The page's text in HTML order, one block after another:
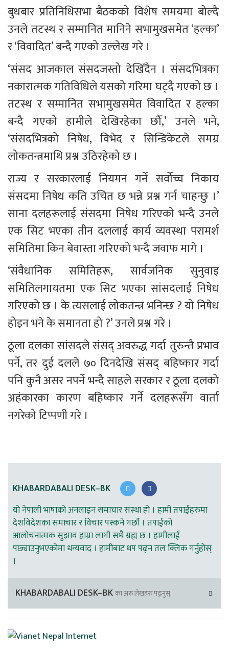
बुधबार प्रतिनिधिसभा बैठकको विशेष समयमा बोल्दै
उनले तटस्थ र सम्मानित मानिने सभामुखसमेत ‘हल्का’
र ‘विवादित’ बन्दै गएको उल्लेख गरे ।
‘संसद आजकाल संसदजस्तो देखिँदैन । संसदभित्रका
नकारात्मक गतिविधिले यसको गरिमा घट्दै गएको छ ।
तटस्थ र सम्मानित सभामुखसमेत विवादित र हल्का
बन्दै गएको हामीले देखिरहेका छौँ,’ उनले भने,
‘संसदभित्रको निषेध, विभेद र सिन्डिकेटले समग्र
लोकतन्त्रमाथि प्रश्न उठिरहेको छ ।
राज्य र सरकारलाई नियमन गर्ने सर्वोच्च निकाय
संसदमा निषेध कति उचित छ भन्ने प्रश्न गर्न चाहन्छु ।’
साना दलहरूलाई संसदमा निषेध गरिएको भन्दै उनले
एक सिट भएका तीन दललाई कार्य व्यवस्था परामर्श
समितिमा किन बेवास्ता गरिएको भन्दै जवाफ मागे ।
‘संवैधानिक समितिहरू, सार्वजनिक सुनुवाइ
समितिलगायतमा एक सिट भएका सांसदलाई निषेध
गरिएको छ । के त्यसलाई लोकतन्त्र भनिन्छ ? यो निषेध
होइन भने के समानता हो ?’ उनले प्रश्न गरे ।
ठूला दलका सांसदले संसद् अवरुद्ध गर्दा तुरुन्तै प्रभाव
पर्ने, तर दुई दलले ७० दिनदेखि संसद् बहिष्कार गर्दा
पनि कुनै असर नपर्ने भन्दै साहले सरकार र ठूला दलको
अहंकारका कारण बहिष्कार गर्ने दलहरूसँग वार्ता
नगरेको टिप्पणी गरे ।
KHABARDABALI DESK–BK
यो नेपाली भाषाको अनलाइन समाचार संस्था हो । हामी तपाईहरुमा
देशविदेशका समाचार र विचार पस्कने गर्छौ । तपाईको
आलोचनात्मक सुझाव हाम्रा लागी सधै ग्रह्य छ । हामीलाई
पछ्याउनुभएकोमा धन्यवाद । हामीबाट थप पढ्न तल क्लिक गर्नुहोस्
।
KHABARDABALI DESK–BKका अरु लेखहरु पढ्नुस्